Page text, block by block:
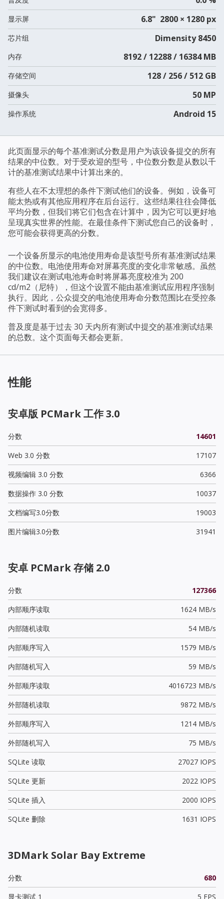
显示屏 6.8" 2800 × 1280 px
芯片组 Dimensity 8450
内存 8192 / 12288 / 16384 MB
存储空间 128 / 256 / 512 GB
摄像头 50 MP
操作系统 Android 15
此页面显示的每个基准测试分数是用户为该设备提交的所有
结果的中位数。对于受欢迎的型号，中位数分数是从数以千
计的基准测试结果中计算出来的。
有些人在不太理想的条件下测试他们的设备。例如，设备可
能太热或有其他应用程序在后台运行。这些结果往往会降低
平均分数，但我们将它们包含在计算中，因为它可以更好地
呈现真实世界的性能。在最佳条件下测试您自己的设备时，
您可能会获得更高的分数。
一个设备所显示的电池使用寿命是该型号所有基准测试结果
的中位数。电池使用寿命对屏幕亮度的变化非常敏感。虽然
我们建议在测试电池寿命时将屏幕亮度校准为 200
cd/m2（尼特），但这个设置不能由基准测试应用程序强制
执行。因此，公众提交的电池使用寿命分数范围比在受控条
件下测试时看到的会宽得多。
普及度是基于过去 30 天内所有测试中提交的基准测试结果
的总数。这个页面每天都会更新。
性能
安卓版 PCMark 工作 3.0
分数
14601
Web 3.0 分数
17107
视频编辑 3.0 分数
6366
数据操作 3.0 分数
10037
文档编写3.0分数
19003
图片编辑3.0分数
31941
安卓 PCMark 存储 2.0
分数
127366
内部顺序读取
1624 MB/s
内部随机读取
54 MB/s
内部顺序写入
1579 MB/s
内部随机写入
59 MB/s
外部顺序读取
4016723 MB/s
外部随机读取
9872 MB/s
外部顺序写入
1214 MB/s
外部随机写入
75 MB/s
SQLite 读取
27027 IOPS
SQLite 更新
2022 IOPS
SQLite 插入
2000 IOPS
SQLite 删除
1631 IOPS
3DMark Solar Bay Extreme
分数
680
显卡测试 1
5 FPS